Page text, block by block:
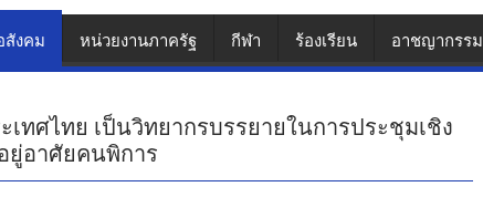
สังคม หน่วยงานภาครัฐ กีฬา ร้องเรียน อาชญากรรม
ทศไทย เป็นวิทยากรบรรยายในการประชุมเชิง
ยู่อาศัยคนพิการ